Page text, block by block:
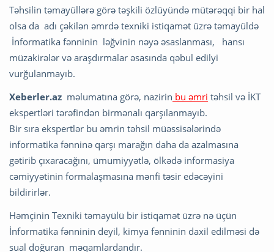
Təhsilin təmayüllərə görə təşkili özlüyündə mütərəqqi bir hal
olsa da adı çəkilən əmrdə texniki istiqamət üzrə təmayüldə
İnformatika fənninin ləğvinin nəyə əsaslanması, hansı
müzakirələr və araşdırmalar əsasında qəbul edilyi
vurğulanmayıb.
Xeberler.az məlumatına görə, nazirin bu əmri təhsil və İKT
ekspertləri tərəfindən birmənalı qarşılanmayıb.
Bir sıra ekspertlər bu əmrin təhsil müəssisələrində
informatika fənninə qarşı marağın daha da azalmasına
gətirib çıxaracağını, ümumiyyətlə, ölkədə informasiya
cəmiyyətinin formalaşmasına mənfi təsir edəcəyini
bildirirlər.
Həmçinin Texniki təmayülü bir istiqamət üzrə nə üçün
İnformatika fənninin deyil, kimya fənninin daxil edilməsi də
sual doğuran məqamlardandır.